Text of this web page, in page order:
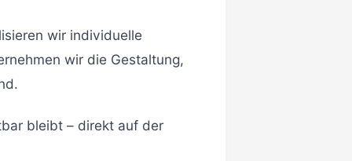
wir individuelle
wir die Gestaltung,
bleibt – direkt auf der